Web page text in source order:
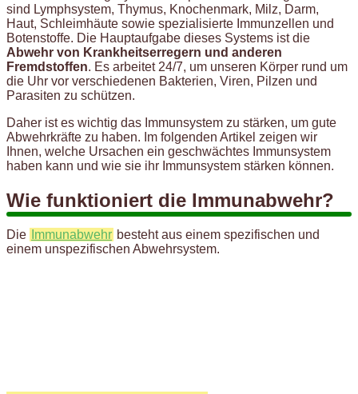
sind Lymphsystem, Thymus, Knochenmark, Milz, Darm,
Haut, Schleimhäute sowie spezialisierte Immunzellen und
Botenstoffe. Die Hauptaufgabe dieses Systems ist die
Abwehr von Krankheitserregern und anderen
Fremdstoffen. Es arbeitet 24/7, um unseren Körper rund um
die Uhr vor verschiedenen Bakterien, Viren, Pilzen und
Parasiten zu schützen.
Daher ist es wichtig das Immunsystem zu stärken, um gute
Abwehrkräfte zu haben. Im folgenden Artikel zeigen wir
Ihnen, welche Ursachen ein geschwächtes Immunsystem
haben kann und wie sie ihr Immunsystem stärken können.
Wie funktioniert die Immunabwehr?
Die Immunabwehr besteht aus einem spezifischen und
einem unspezifischen Abwehrsystem.